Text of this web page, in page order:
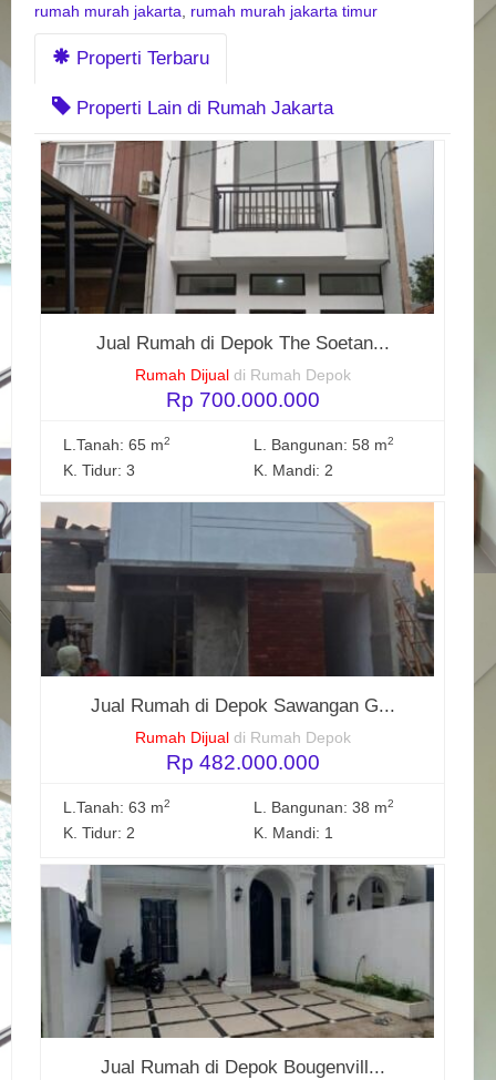
rumah murah jakarta
rumah murah jakarta timur
Properti Terbaru
Properti Lain di Rumah Jakarta
Jual Rumah di Depok The Soetan...
Rumah Dijual di Rumah Depok
Rp 700.000.000
L.Tanah: 65 m2 L. Bangunan: 58 m2
K. Tidur: 3 K. Mandi: 2
Jual Rumah di Depok Sawangan G...
Rumah Dijual di Rumah Depok
Rp 482.000.000
L.Tanah: 63 m2 L. Bangunan: 38 m2
K. Tidur: 2 K. Mandi: 1
Jual Rumah di Depok Bougenvill...